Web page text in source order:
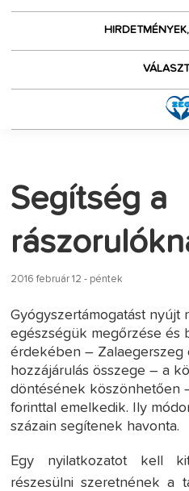
Segítség a
2016 február 12 - péntek
Gyógyszertámogatást nyújt
egészségük megőrzése és
érdekében – Zalaegerszeg
hozzájárulás összege – a
döntésének köszönhetően
forinttal emelkedik. Ily
százain segítenek havonta.
Egy nyilatkozatot kell
részesülni szeretnének a